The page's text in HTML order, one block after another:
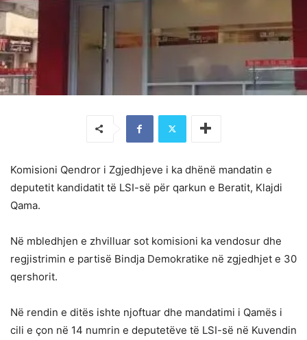
Komisioni Qendror i Zgjedhjeve i ka dhënë mandatin e
deputetit kandidatit të LSI-së për qarkun e Beratit, Klajdi
Qama.
Në mbledhjen e zhvilluar sot komisioni ka vendosur dhe
regjistrimin e partisë Bindja Demokratike në zgjedhjet e 30
qershorit.
Në rendin e ditës ishte njoftuar dhe mandatimi i Qamës i
cili e çon në 14 numrin e deputetëve të LSI-së në Kuvendin